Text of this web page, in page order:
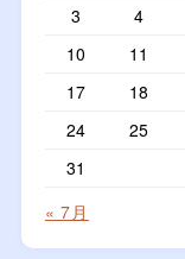
3
4
10
11
17
18
24
25
31
« 7月